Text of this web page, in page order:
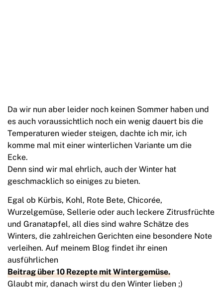
Da wir nun aber leider noch keinen Sommer haben und
es auch voraussichtlich noch ein wenig dauert bis die
Temperaturen wieder steigen, dachte ich mir, ich
komme mal mit einer winterlichen Variante um die
Ecke.
Denn sind wir mal ehrlich, auch der Winter hat
geschmacklich so einiges zu bieten.
Egal ob Kürbis, Kohl, Rote Bete, Chicorée,
Wurzelgemüse, Sellerie oder auch leckere Zitrusfrüchte
und Granatapfel, all dies sind wahre Schätze des
Winters, die zahlreichen Gerichten eine besondere Note
verleihen. Auf meinem Blog findet ihr einen
ausführlichen
Beitrag über 10 Rezepte mit Wintergemüse.
Glaubt mir, danach wirst du den Winter lieben ;)